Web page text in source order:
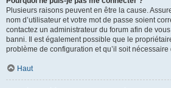
Plusieurs raisons peuvent en être la cause.
nom d’utilisateur et votre mot de passe soient
contactez un administrateur du forum afin de
banni. Il est également possible que le
problème de configuration et qu’il soit nécessaire
Haut